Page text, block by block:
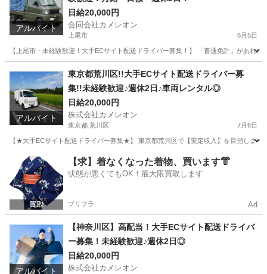
アルバイト
日給20,000円
合同会社カメレオン
上尾市 6月5日
【上尾市・未経験歓迎！大手ECサイト配送ドライバー募集！】 「普通免許」があれ
ドライバー 積み込み
アルバイト
東京都荒川区!!大手ECサイト配送ドライバー募
集!!未経験歓迎♪週休2日♪車両レンタル◎
日給20,000円
株式会社カメレオン
東京都 荒川区 7月6日
【★大手ECサイト配送ドライバー募集★】 東京都荒川区で【安定収入】を目指しま
東京 荒川区 ドライバー 積み込み
【求】着なくなった着物、買います👘
状態が悪くてもOK！最大限買取します
プリフラ Ad
アルバイト
【神奈川区】高配当！大手ECサイト配送ドライバ
ー募集！未経験歓迎♪週休2日◎
日給20,000円
株式会社カメレオン